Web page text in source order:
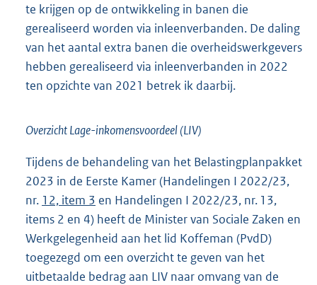
te krijgen op de ontwikkeling in banen die
gerealiseerd worden via inleenverbanden. De daling
van het aantal extra banen die overheidswerkgevers
hebben gerealiseerd via inleenverbanden in 2022
ten opzichte van 2021 betrek ik daarbij.
Overzicht Lage-inkomensvoordeel (LIV)
Tijdens de behandeling van het Belastingplanpakket
2023 in de Eerste Kamer (Handelingen I 2022/23,
nr. 12, item 3 en Handelingen I 2022/23, nr. 13,
items 2 en 4) heeft de Minister van Sociale Zaken en
Werkgelegenheid aan het lid Koffeman (PvdD)
toegezegd om een overzicht te geven van het
uitbetaalde bedrag aan LIV naar omvang van de